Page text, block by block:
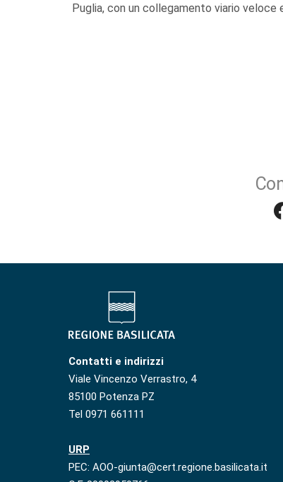
Puglia, con un collegamento viario
Contatti e indirizzi
Viale Vincenzo Verrastro, 4
85100 Potenza PZ
Tel 0971 661111
URP
PEC: AOO-giunta@cert.regione.basilicata.it